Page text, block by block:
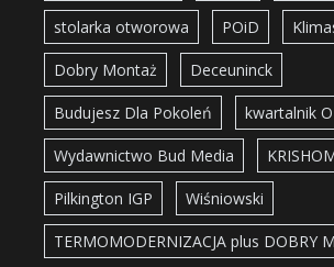
stolarka otworowa POiD
Dobry Montaż Deceuninck
Budujesz Dla Pokoleń kwartalnik
Wydawnictwo Bud Media
Pilkington IGP Wiśniowski
TERMOMODERNIZACJA plus DOBRY